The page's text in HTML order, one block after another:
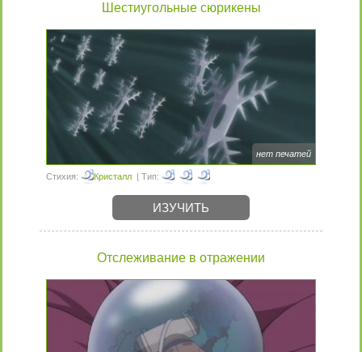
Шестиугольные сюрикены
нет печатей
Стихия: Кристалл | Тип:
ИЗУЧИТЬ
Отслеживание в отражении